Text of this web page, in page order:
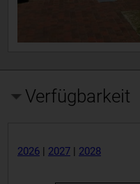
Verfügbarkeit
2026| 2027| 2028